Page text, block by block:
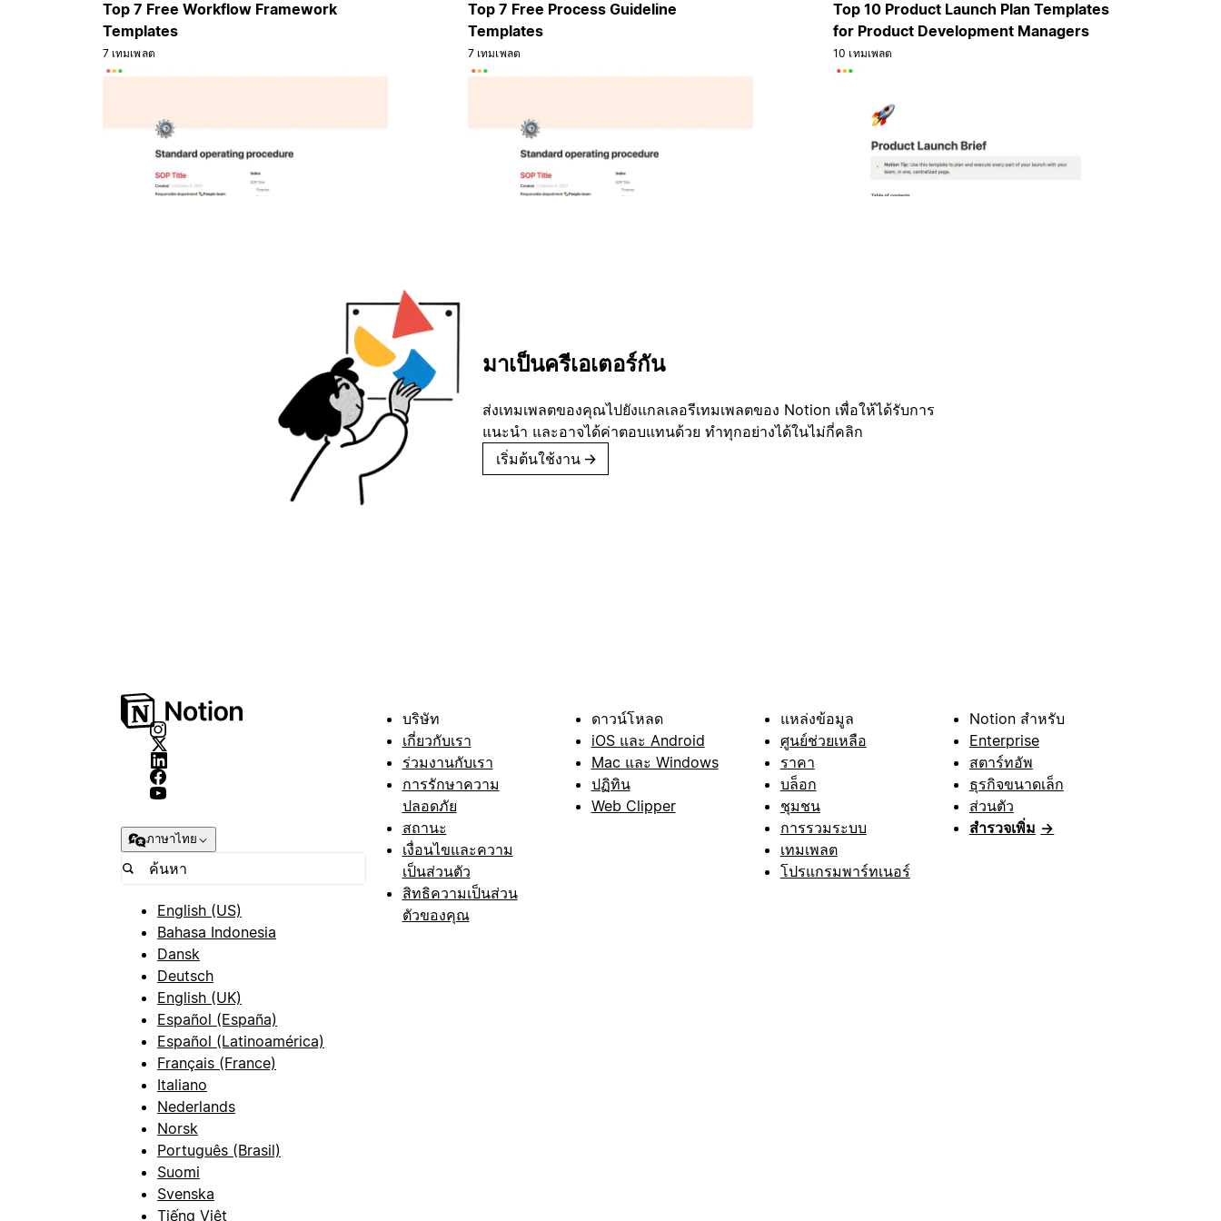
Top 7 Free Workflow Framework
Templates
7 เทมเพลต
Top 7 Free Process Guideline
Templates
7 เทมเพลต
Top 10 Product Launch Plan Templates
for Product Development Managers
10 เทมเพลต
มาเป็นครีเอเตอร์กัน
ส่งเทมเพลตของคุณไปยังแกลเลอรีเทมเพลตของ Notion เพื่อให้ได้รับการ
แนะนำ และอาจได้ค่าตอบแทนด้วย ทำทุกอย่างได้ในไม่กี่คลิก
เริ่มต้นใช้งาน →
ภาษาไทย
English (US)
Bahasa Indonesia
Dansk
Deutsch
English (UK)
Español (España)
Español (Latinoamérica)
Français (France)
Italiano
Nederlands
Norsk
Português (Brasil)
Suomi
Svenska
Tiếng Việt
บริษัท
เกี่ยวกับเรา
ร่วมงานกับเรา
การรักษาความ
ปลอดภัย
สถานะ
เงื่อนไขและความ
เป็นส่วนตัว
สิทธิความเป็นส่วน
ตัวของคุณ
ดาวน์โหลด
iOS และ Android
Mac และ Windows
ปฏิทิน
Web Clipper
แหล่งข้อมูล
ศูนย์ช่วยเหลือ
ราคา
บล็อก
ชุมชน
การรวมระบบ
เทมเพลต
โปรแกรมพาร์ทเนอร์
Notion สำหรับ
Enterprise
สตาร์ทอัพ
ธุรกิจขนาดเล็ก
ส่วนตัว
สำรวจเพิ่ม →